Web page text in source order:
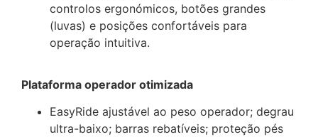
controlos ergonómicos, botões grandes
(luvas) e posições confortáveis para
operação intuitiva.
Plataforma operador otimizada
EasyRide ajustável ao peso operador; degrau
ultra-baixo; barras rebatíveis; proteção pés